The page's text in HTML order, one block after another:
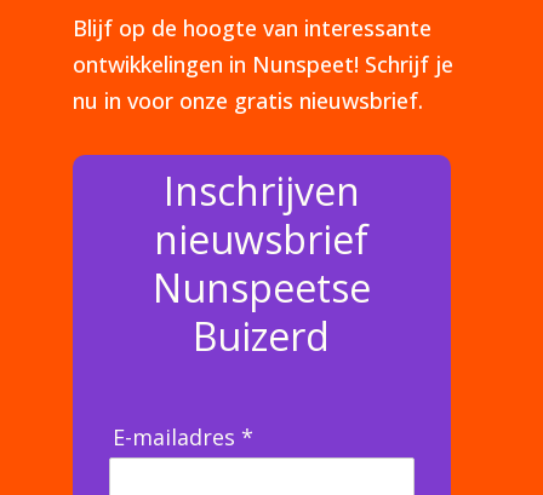
Blijf op de hoogte van interessante
ontwikkelingen in Nunspeet! Schrijf je
nu in voor onze gratis nieuwsbrief.
Inschrijven
nieuwsbrief
Nunspeetse
Buizerd
E-mailadres *